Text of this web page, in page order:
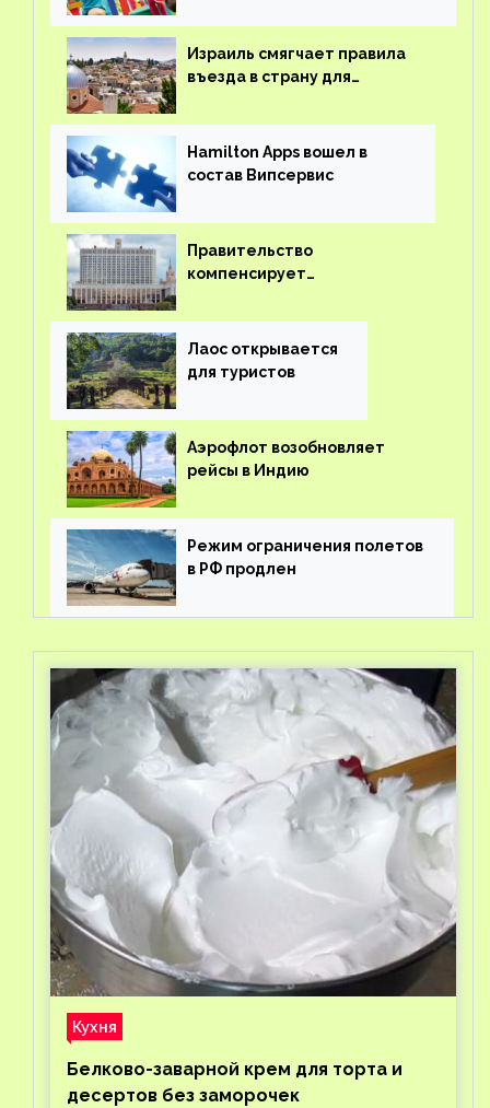
Израиль смягчает правила
въезда в страну для
Hamilton Apps вошел в
состав Випсервис
Правительство
компенсирует
вывоз россиян из-за рубежа
Лаос открывается
для туристов
Аэрофлот возобновляет
рейсы в Индию
Режим ограничения полетов
в РФ продлен
Кухня
Белково-заварной крем для торта и
десертов без заморочек